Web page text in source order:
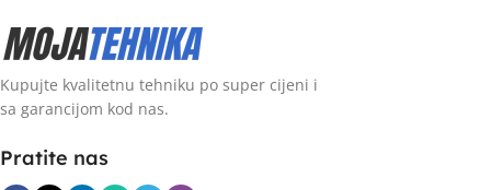
Kupujte kvalitetnu tehniku po super cijeni i
sa garancijom kod nas.
Pratite nas